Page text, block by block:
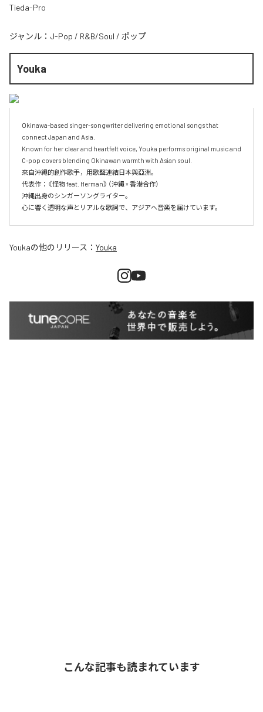
Tieda-Pro
ジャンル： J-Pop / R&B/Soul / ポップ
Youka
Okinawa-based singer-songwriter delivering emotional songs that
connect Japan and Asia.
Known for her clear and heartfelt voice, Youka performs original music and
C-pop covers blending Okinawan warmth with Asian soul.
來自沖繩的創作歌手，用歌聲連結日本與亞洲。
代表作：《怪物 feat. Herman》（沖繩 × 香港合作）
沖縄出身のシンガーソングライター。
Youkaの他のリリース： Youka
こんな記事も読まれています